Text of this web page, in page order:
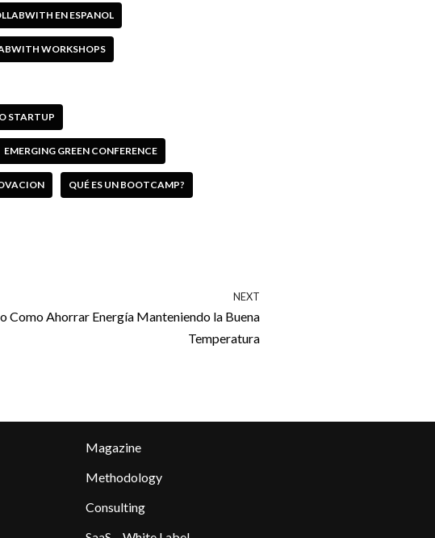
EN ESPANOL
WORKSHOPS
STARTUP
EMERGING GREEN CONFERENCE
QUÉ ES UN BOOTCAMP?
NEXT
Como Ahorrar Energía Manteniendo la Buena
Temperatura
Magazine
Methodology
Consulting